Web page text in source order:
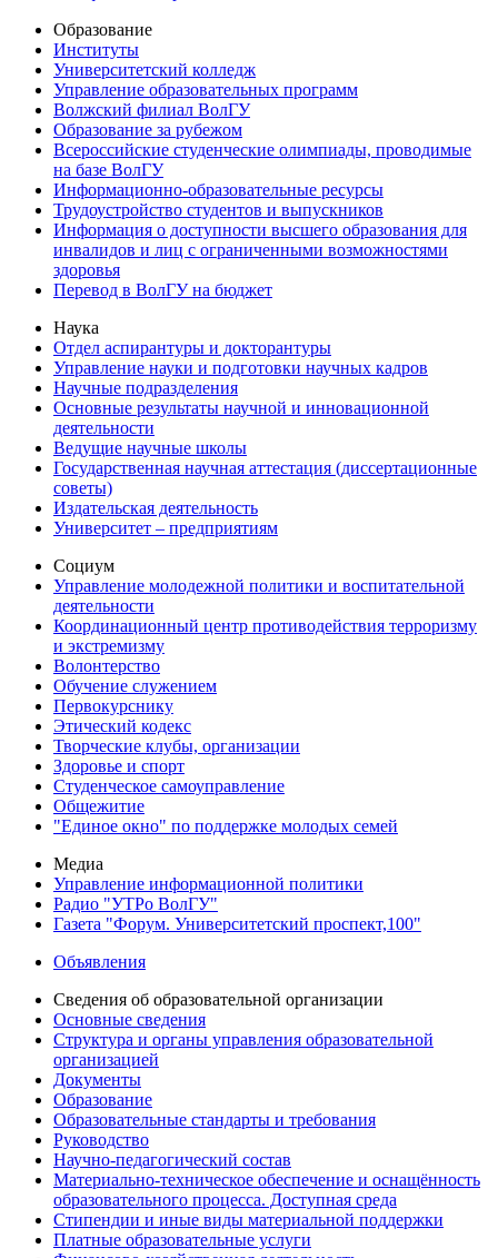
Образование
Институты
Университетский колледж
Управление образовательных программ
Волжский филиал ВолГУ
Образование за рубежом
Всероссийские студенческие олимпиады, проводимые
на базе ВолГУ
Информационно-образовательные ресурсы
Трудоустройство студентов и выпускников
Информация о доступности высшего образования для
инвалидов и лиц с ограниченными возможностями
здоровья
Перевод в ВолГУ на бюджет
Наука
Отдел аспирантуры и докторантуры
Управление науки и подготовки научных кадров
Научные подразделения
Основные результаты научной и инновационной
деятельности
Ведущие научные школы
Государственная научная аттестация (диссертационные
советы)
Издательская деятельность
Университет – предприятиям
Социум
Управление молодежной политики и воспитательной
деятельности
Координационный центр противодействия терроризму
и экстремизму
Волонтерство
Обучение служением
Первокурснику
Этический кодекс
Творческие клубы, организации
Здоровье и спорт
Студенческое самоуправление
Общежитие
"Единое окно" по поддержке молодых семей
Медиа
Управление информационной политики
Радио "УТРо ВолГУ"
Газета "Форум. Университетский проспект,100"
Объявления
Сведения об образовательной организации
Основные сведения
Структура и органы управления образовательной
организацией
Документы
Образование
Образовательные стандарты и требования
Руководство
Научно-педагогический состав
Материально-техническое обеспечение и оснащённость
образовательного процесса. Доступная среда
Стипендии и иные виды материальной поддержки
Платные образовательные услуги